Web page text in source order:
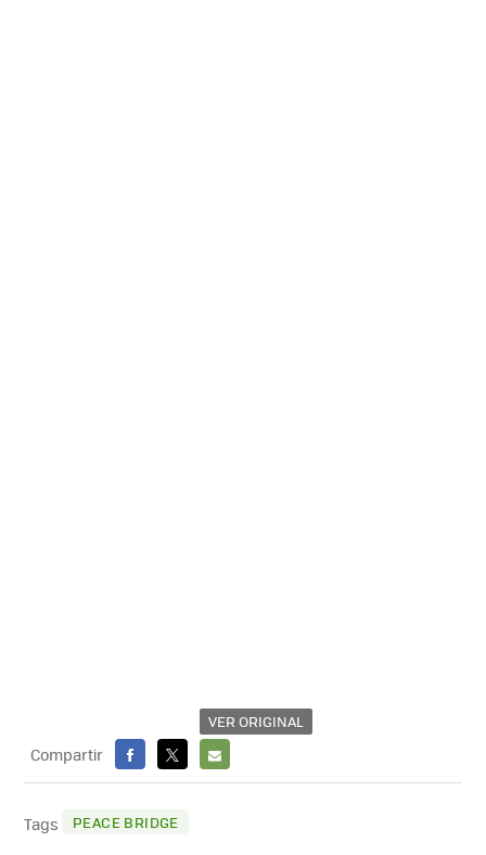
VER ORIGINAL
Compartir
FACEBOOK
X
E-
Tags PEACE BRIDGE